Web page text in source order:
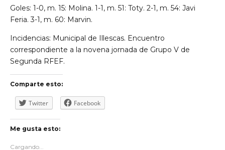
Goles: 1-0, m. 15: Molina. 1-1, m. 51: Toty. 2-1, m. 54: Javi
Feria. 3-1, m. 60: Marvin.
Incidencias: Municipal de Illescas. Encuentro
correspondiente a la novena jornada de Grupo V de
Segunda RFEF.
Comparte esto:
Twitter Facebook
Me gusta esto:
Cargando...